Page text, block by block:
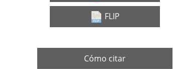
FLIP
Cómo citar